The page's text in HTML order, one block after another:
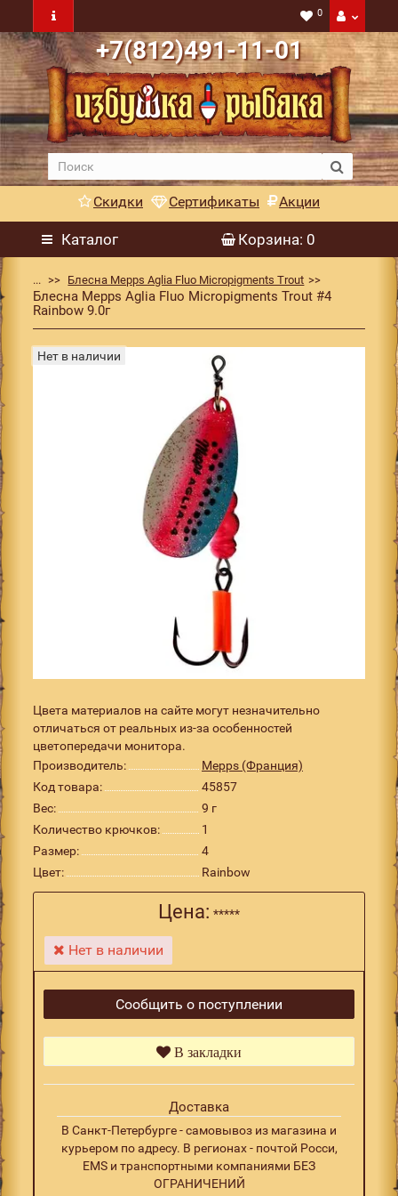
0
+7(812)491-11-01
Скидки Сертификаты Акции
Каталог Корзина: 0
... Блесна Mepps Aglia Fluo Micropigments Trout
Блесна Mepps Aglia Fluo Micropigments Trout #4
Rainbow 9.0г
Нет в наличии
Цвета материалов на сайте могут незначительно
отличаться от реальных из-за особенностей
цветопередачи монитора.
Производитель:
Mepps (Франция)
Код товара:
45857
Вес:
9 г
Количество крючков:
1
Размер:
4
Цвет:
Rainbow
Цена: *****
Нет в наличии
Сообщить о поступлении
В закладки
Доставка
В Санкт-Петербурге - самовывоз из магазина и
курьером по адресу. В регионах - почтой Росси,
EMS и транспортными компаниями БЕЗ
ОГРАНИЧЕНИЙ